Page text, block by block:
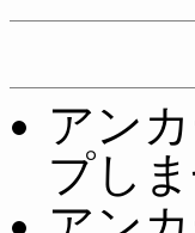
アン
プし